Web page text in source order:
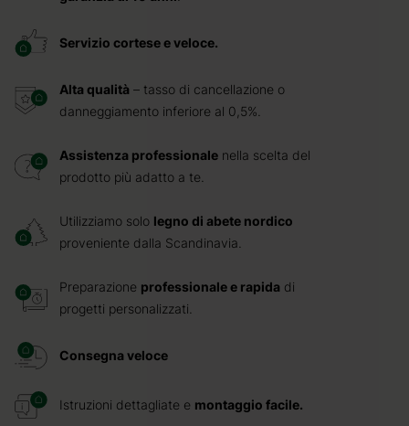
Servizio cortese e veloce.
Alta qualità – tasso di cancellazione o
danneggiamento inferiore al 0,5%.
Assistenza professionale nella scelta del
prodotto più adatto a te.
Utilizziamo solo legno di abete nordico
proveniente dalla Scandinavia.
Preparazione professionale e rapida di
progetti personalizzati.
Consegna veloce
Istruzioni dettagliate e montaggio facile.